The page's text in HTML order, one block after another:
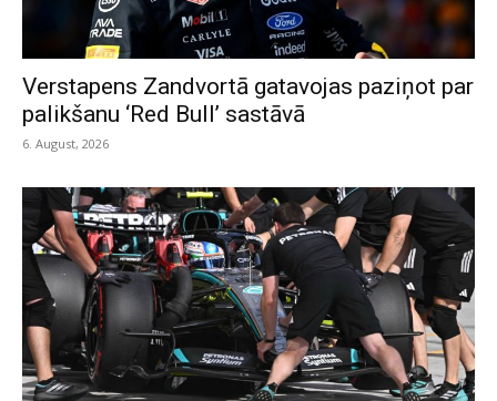
Verstapens Zandvortā gatavojas paziņot par
palikšanu ‘Red Bull’ sastāvā
6. August, 2026